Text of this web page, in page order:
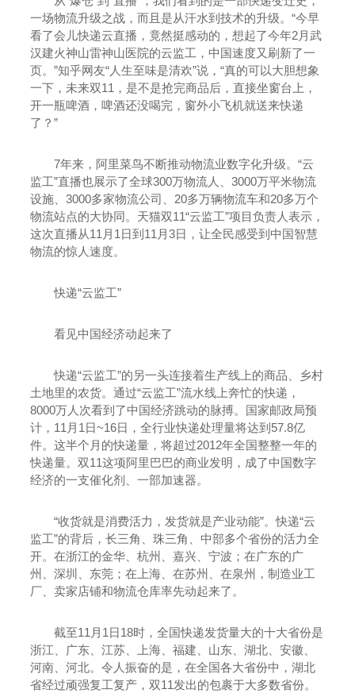
一场物流升级之战，而且是从汗水到技术的升级。“今早
看了会儿快递云直播，竟然挺感动的，想起了今年2月武
汉建火神山雷神山医院的云监工，中国速度又刷新了一
页。”知乎网友“人生至味是清欢”说，“真的可以大胆想象
一下，未来双11，是不是抢完商品后，直接坐窗台上，
开一瓶啤酒，啤酒还没喝完，窗外小飞机就送来快递
了？”
7年来，阿里菜鸟不断推动物流业数字化升级。“云
监工”直播也展示了全球300万物流人、3000万平米物流
设施、3000多家物流公司、20多万辆物流车和20多万个
物流站点的大协同。天猫双11“云监工”项目负责人表示，
这次直播从11月1日到11月3日，让全民感受到中国智慧
物流的惊人速度。
快递“云监工”
看见中国经济动起来了
快递“云监工”的另一头连接着生产线上的商品、乡村
土地里的农货。通过“云监工”流水线上奔忙的快递，
8000万人次看到了中国经济跳动的脉搏。国家邮政局预
计，11月1日~16日，全行业快递处理量将达到57.8亿
件。这半个月的快递量，将超过2012年全国整整一年的
快递量。双11这项阿里巴巴的商业发明，成了中国数字
经济的一支催化剂、一部加速器。
“收货就是消费活力，发货就是产业动能”。快递“云
监工”的背后，长三角、珠三角、中部多个省份的活力全
开。在浙江的金华、杭州、嘉兴、宁波；在广东的广
州、深圳、东莞；在上海、在苏州、在泉州，制造业工
厂、卖家店铺和物流仓库率先动起来了。
截至11月1日18时，全国快递发货量大的十大省份是
浙江、广东、江苏、上海、福建、山东、湖北、安徽、
河南、河北。令人振奋的是，在全国各大省份中，湖北
省经过顽强复工复产，双11发出的包裹于大多数省份。